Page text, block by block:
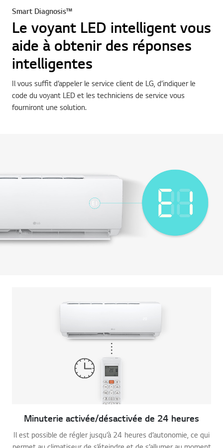
Smart Diagnosis™
Le voyant LED intelligent vous
aide à obtenir des réponses
intelligentes
Il vous suffit d’appeler le service client de LG, d’indiquer le
code du voyant LED et les techniciens de service vous
fourniront une solution.
Minuterie activée/désactivée de 24 heures
Il est possible de régler jusqu’à 24 heures d’autonomie, ce qui